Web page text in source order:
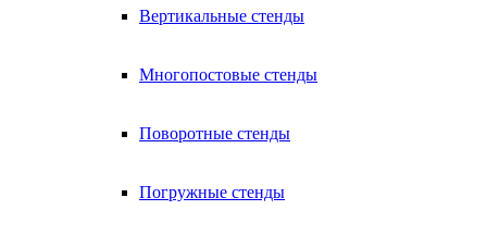
Вертикальные стенды
Многопостовые стенды
Поворотные стенды
Погружные стенды